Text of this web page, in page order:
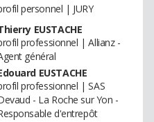
personnel | JURY
EUSTACHE
professionnel | Allianz -
général
EUSTACHE
professionnel | SAS
- La Roche sur Yon -
d'entrepôt